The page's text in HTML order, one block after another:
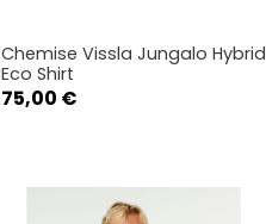
 Aperçu rapide
S
Chemise Vissla Jungalo Hybrid
Eco Shirt
Prix
75,00 €